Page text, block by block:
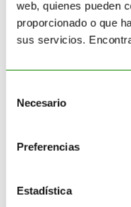
web, quienes pueden
proporcionado o que
sus servicios.
Necesario
Preferencias
Estadística
Zero Waste
Artículos
empresa en
Reglamento de